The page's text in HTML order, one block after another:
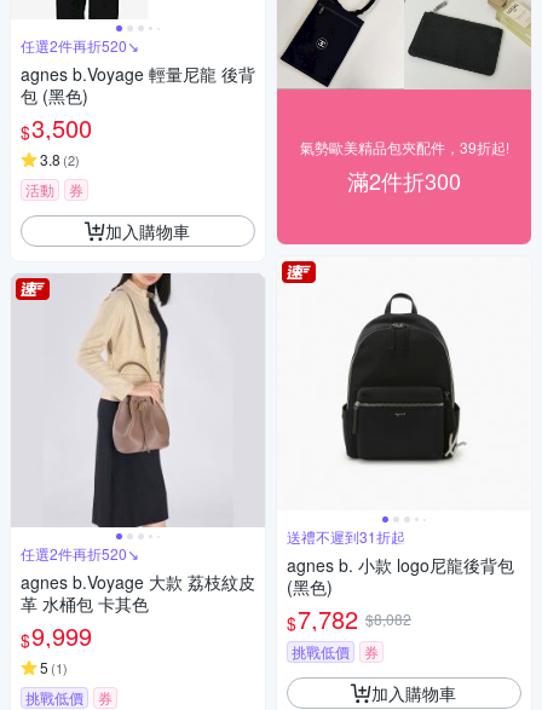
任選2件再折520↘
agnes b.Voyage 輕量尼龍 後背
包 (黑色)
$3,500
3.8 (2)
活動 券
加入購物車
任選2件再折520↘
agnes b.Voyage 大款 荔枝紋皮
革 水桶包 卡其色
$9,999
5 (1)
挑戰低價 券
氣勢歐美精品包夾配件，39折起!
滿2件折300
送禮不遲到31折起
agnes b. 小款 logo尼龍後背包
(黑色)
$7,782 $8,082
挑戰低價
券
加入購物車